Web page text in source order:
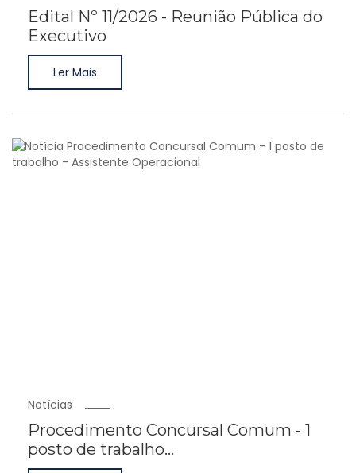
Edital Nº 11/2026 - Reunião Pública do
Executivo
Ler Mais
Notícias
Procedimento Concursal Comum - 1
posto de trabalho...